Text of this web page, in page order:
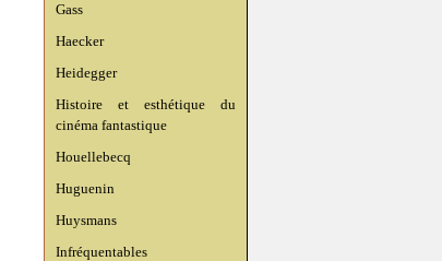
Gass
Haecker
Heidegger
Histoire et esthétique du
cinéma fantastique
Houellebecq
Huguenin
Huysmans
Infréquentables